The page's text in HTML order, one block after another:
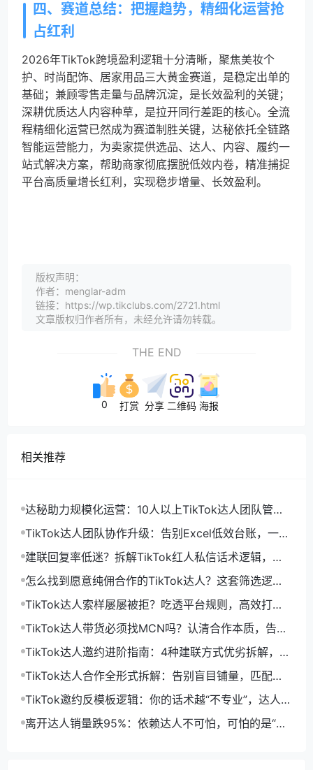
四、赛道总结：把握趋势，精细化运营抢
占红利
2026年TikTok跨境盈利逻辑十分清晰，聚焦美妆个
护、时尚配饰、居家用品三大黄金赛道，是稳定出单的
基础；兼顾零售走量与品牌沉淀，是长效盈利的关键；
深耕优质达人内容种草，是拉开同行差距的核心。全流
程精细化运营已然成为赛道制胜关键，达秘依托全链路
智能运营能力，为卖家提供选品、达人、内容、履约一
站式解决方案，帮助商家彻底摆脱低效内卷，精准捕捉
平台高质量增长红利，实现稳步增量、长效盈利。
版权声明：
作者：menglar-adm
链接：https://wp.tikclubs.com/2721.html
文章版权归作者所有，未经允许请勿转载。
THE END
0 打赏 分享 二维码 海报
相关推荐
达秘助力规模化运营：10人以上TikTok达人团队管理
工具选型指南
TikTok达人团队协作升级：告别Excel低效台账，一套
工具搞定全链路管理
建联回复率低迷？拆解TikTok红人私信话术逻辑，告
别无效群发通病
怎么找到愿意纯佣合作的TikTok达人？这套筛选逻辑
帮你少走半年弯路
TikTok达人索样屡屡被拒？吃透平台规则，高效打通
样品合作链路
TikTok达人带货必须找MCN吗？认清合作本质，告别
资源外包依赖
TikTok达人邀约进阶指南：4种建联方式优劣拆解，高
效打通带货增量
TikTok达人合作全形式拆解：告别盲目铺量，匹配场
景才是提效关键
TikTok邀约反模板逻辑：你的话术越“不专业”，达人回
复率越高0
离开达人销量跌95%：依赖达人不可怕，可怕的是“只